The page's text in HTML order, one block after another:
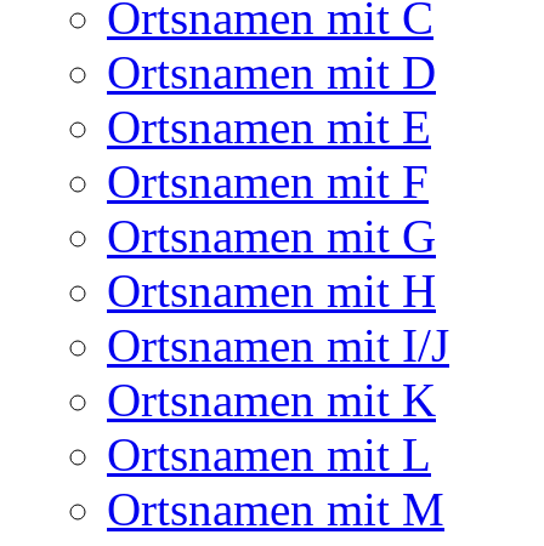
Ortsnamen mit C
Ortsnamen mit D
Ortsnamen mit E
Ortsnamen mit F
Ortsnamen mit G
Ortsnamen mit H
Ortsnamen mit I/J
Ortsnamen mit K
Ortsnamen mit L
Ortsnamen mit M